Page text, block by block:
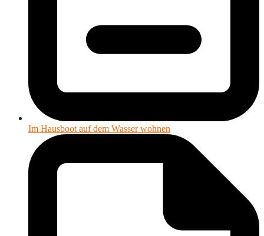
Im Hausboot auf dem Wasser wohnen